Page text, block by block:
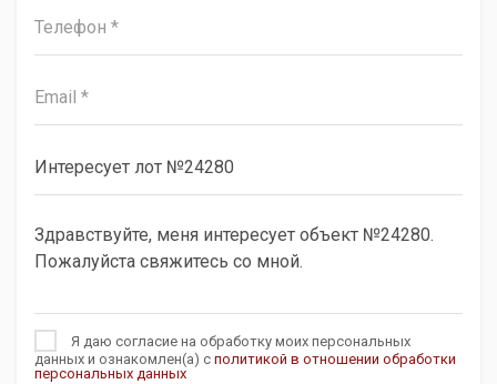
Я даю согласие на обработку моих персональных
данных и ознакомлен(а) с политикой в отношении обработки
персональных данных